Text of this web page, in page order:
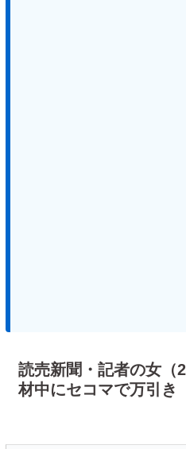
読売新聞・記者の女（
材中にセコマで万引き